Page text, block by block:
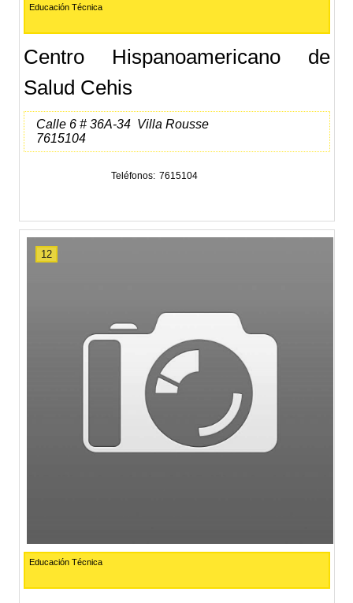
Educación Técnica
Centro Hispanoamericano de
Salud Cehis
Calle 6 # 36A-34 Villa Rousse
7615104
Teléfonos 7615104
12
Educación Técnica